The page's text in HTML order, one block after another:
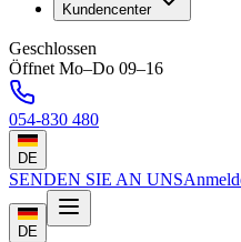
Kundencenter
Geschlossen
Öffnet Mo–Do 09–16
054-830 480
DE
SENDEN SIE AN UNS
DE